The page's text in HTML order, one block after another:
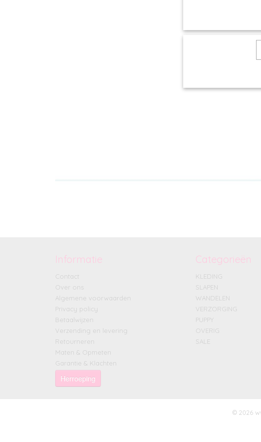
Informatie
Contact
Over ons
Algemene voorwaarden
Privacy policy
Betaalwijzen
Verzending en levering
Retourneren
Maten & Opmeten
Garantie & Klachten
Herroeping
Categorieën
KLEDING
SLAPEN
WANDELEN
VERZORGING
PUPPY
OVERIG
SALE
© 2026